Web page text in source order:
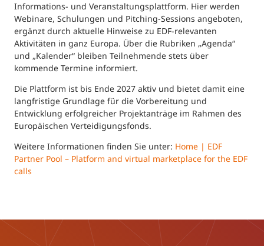
Informations- und Veranstaltungsplattform. Hier werden
Webinare, Schulungen und Pitching-Sessions angeboten,
ergänzt durch aktuelle Hinweise zu EDF-relevanten
Aktivitäten in ganz Europa. Über die Rubriken „Agenda“
und „Kalender“ bleiben Teilnehmende stets über
kommende Termine informiert.
Die Plattform ist bis Ende 2027 aktiv und bietet damit eine
langfristige Grundlage für die Vorbereitung und
Entwicklung erfolgreicher Projektanträge im Rahmen des
Europäischen Verteidigungsfonds.
Weitere Informationen finden Sie unter: Home | EDF
Partner Pool – Platform and virtual marketplace for the EDF
calls